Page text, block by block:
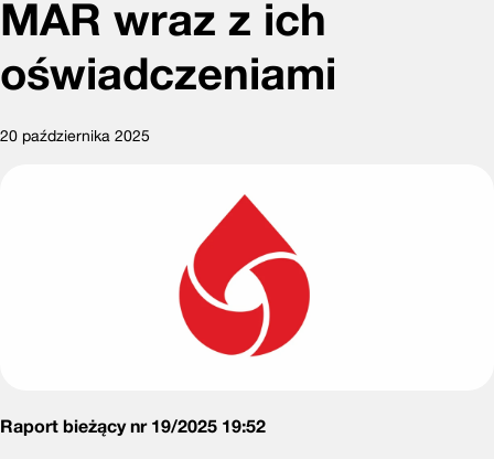
MAR wraz z ich
oświadczeniami
20 października 2025
Raport bieżący nr 19/2025 19:52